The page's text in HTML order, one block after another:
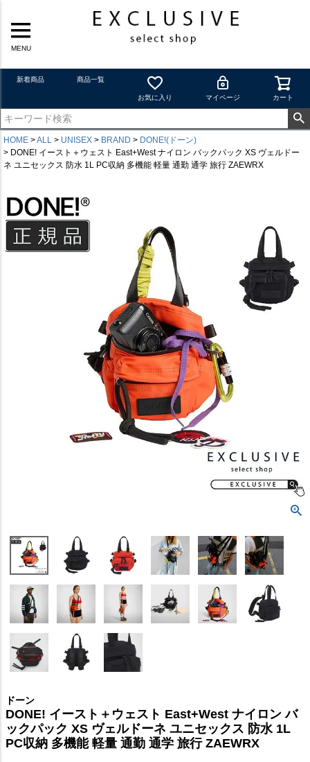
MENU
新着商品 商品一覧
お気に入り マイページ カート
HOME ALL UNISEX BRAND
DONE!(ドーン)
DONE! イースト＋ウェスト East+West ナイロン バックパック XS ヴェルドー
ネ ユニセックス 防水 1L PC収納 多機能 軽量 通勤 通学 旅行 ZAEWRX
ドーン
DONE! イースト＋ウェスト East+West ナイロン バ
ックパック XS ヴェルドーネ ユニセックス 防水 1L
PC収納 多機能 軽量 通勤 通学 旅行 ZAEWRX